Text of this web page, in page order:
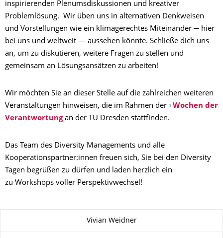
inspirierenden Plenumsdiskussionen und kreativer
Problemlösung. Wir üben uns in alternativen Denkweisen
und Vorstellungen wie ein klimagerechtes Miteinander ─ hier
bei uns und weltweit ― aussehen könnte. Schließe dich uns
an, um zu diskutieren, weitere Fragen zu stellen und
gemeinsam an Lösungsansätzen zu arbeiten!
Wir möchten Sie an dieser Stelle auf die zahlreichen weiteren
Veranstaltungen hinweisen, die im Rahmen der
Wochen der
Verantwortungan der TU Dresden stattfinden.
Das Team des Diversity Managements und alle
Kooperationspartner:innen freuen sich, Sie bei den Diversity
Tagen begrüßen zu dürfen und laden herzlich ein
zu Workshops voller Perspektivwechsel!
Vivian Weidner